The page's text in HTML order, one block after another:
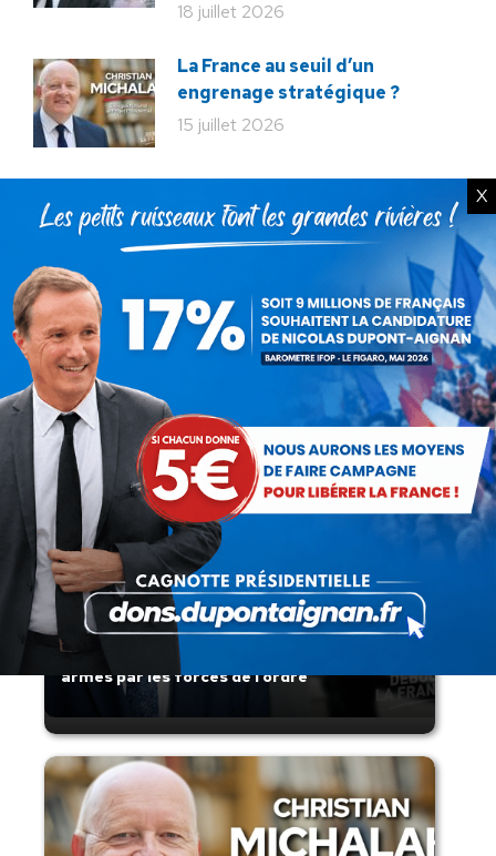
18 juillet 2026
La France au seuil d’un
engrenage stratégique ?
15 juillet 2026
Rechercher
Recherche
:
Articles récents
Présomption de légitimité de l’usage des
armes par les forces de l’ordre
X